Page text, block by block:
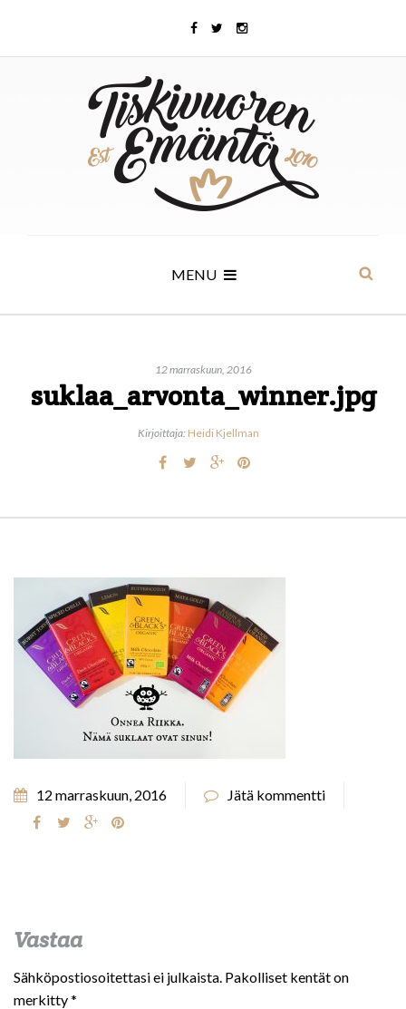
MENU
12 marraskuun, 2016
suklaa_arvonta_winner.jpg
Kirjoittaja: Heidi Kjellman
12 marraskuun, 2016 Jätä kommentti
Vastaa
Sähköpostiosoitettasi ei julkaista. Pakolliset kentät on
merkitty*